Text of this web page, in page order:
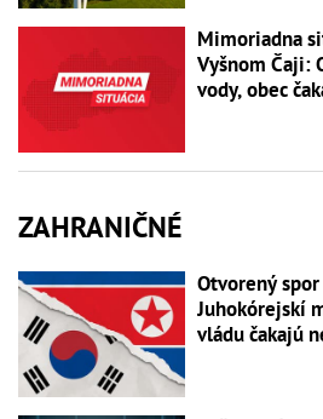
Mimoriadna
Vyšnom Čaji:
vody, obec
ZAHRANIČNÉ
Otvorený
Juhokórejskí
vládu čakajú